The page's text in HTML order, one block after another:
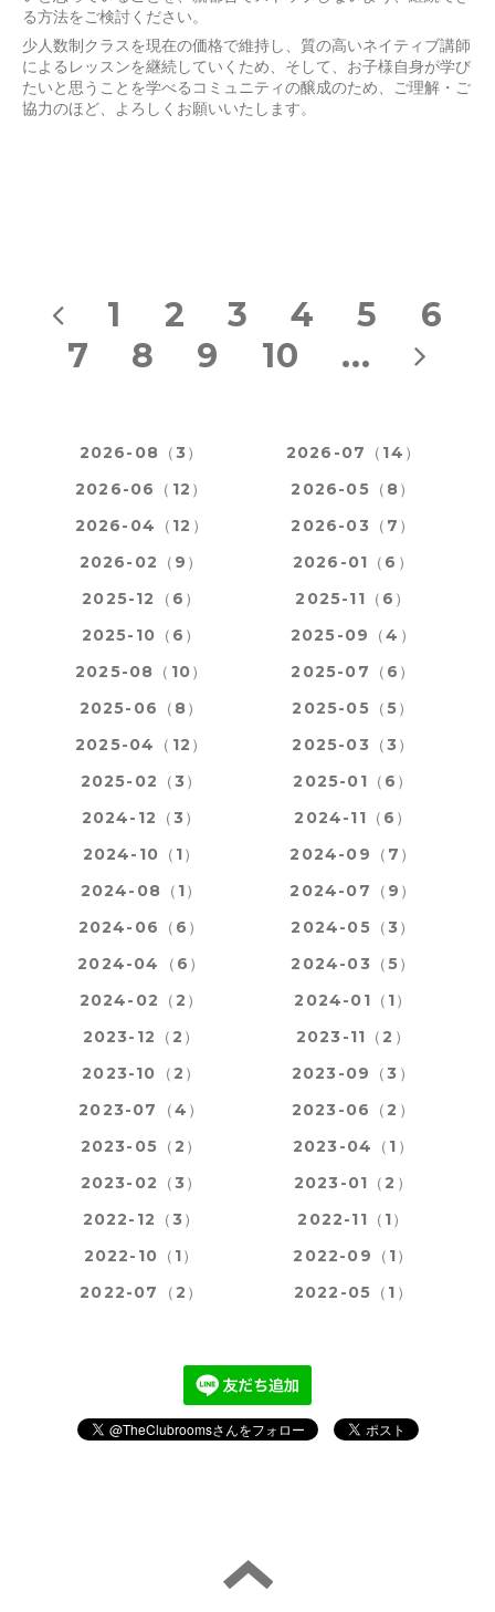
る方法をご検討ください。
少人数制クラスを現在の価格で維持し、質の高いネイティブ講師
によるレッスンを継続していくため、そして、お子様自身が学び
たいと思うことを学べるコミュニティの醸成のため、ご理解・ご
協力のほど、よろしくお願いいたします。
1 2 3 4 5
6
7
8 9 10 ...
2026-08（3）
2026-07（14）
2026-06（12）
2026-05（8）
2026-04（12）
2026-03（7）
2026-02（9）
2026-01（6）
2025-12（6）
2025-11（6）
2025-10（6）
2025-09（4）
2025-08（10）
2025-07（6）
2025-06（8）
2025-05（5）
2025-04（12）
2025-03（3）
2025-02（3）
2025-01（6）
2024-12（3）
2024-11（6）
2024-10（1）
2024-09（7）
2024-08（1）
2024-07（9）
2024-06（6）
2024-05（3）
2024-04（6）
2024-03（5）
2024-02（2）
2024-01（1）
2023-12（2）
2023-11（2）
2023-10（2）
2023-09（3）
2023-07（4）
2023-06（2）
2023-05（2）
2023-04（1）
2023-02（3）
2023-01（2）
2022-12（3）
2022-11（1）
2022-10（1）
2022-09（1）
2022-07（2）
2022-05（1）